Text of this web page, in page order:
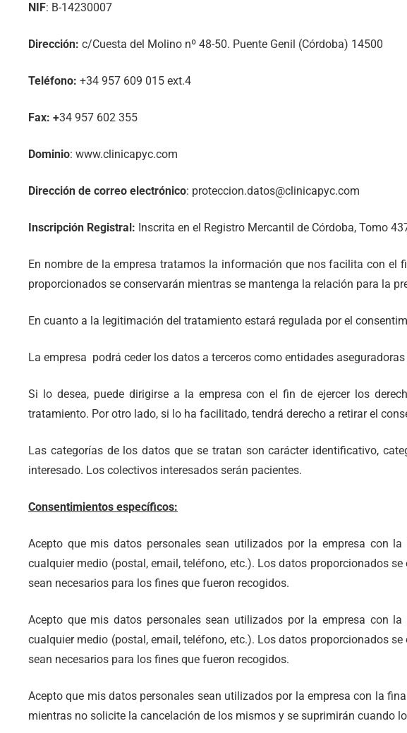
NIF: B-14230007
Dirección: c/Cuesta del Molino nº 48-50. Puente Genil (Córdoba) 14500
Teléfono: +34 957 609 015 ext.4
Fax: +34 957 602 355
Dominio: www.clinicapyc.com
Dirección de correo electrónico: proteccion.datos@clinicapyc.com
Inscripción Registral: Inscrita en el Registro Mercantil de Córdoba, Tomo
En nombre de la empresa tratamos la información que nos facilita con
proporcionados se conservarán mientras se mantenga la relación para la
En cuanto a la legitimación del tratamiento estará regulada por el
La empresa podrá ceder los datos a terceros como entidades
Si lo desea, puede dirigirse a la empresa con el fin de ejercer los
tratamiento. Por otro lado, si lo ha facilitado, tendrá derecho a retirar el
Las categorías de los datos que se tratan son carácter identificativo,
interesado. Los colectivos interesados serán pacientes.
Consentimientos específicos:
Acepto que mis datos personales sean utilizados por la empresa con
cualquier medio (postal, email, teléfono, etc.). Los datos proporcionados
sean necesarios para los fines que fueron recogidos.
Acepto que mis datos personales sean utilizados por la empresa con
cualquier medio (postal, email, teléfono, etc.). Los datos proporcionados
sean necesarios para los fines que fueron recogidos.
Acepto que mis datos personales sean utilizados por la empresa con la
mientras no solicite la cancelación de los mismos y se suprimirán cuando